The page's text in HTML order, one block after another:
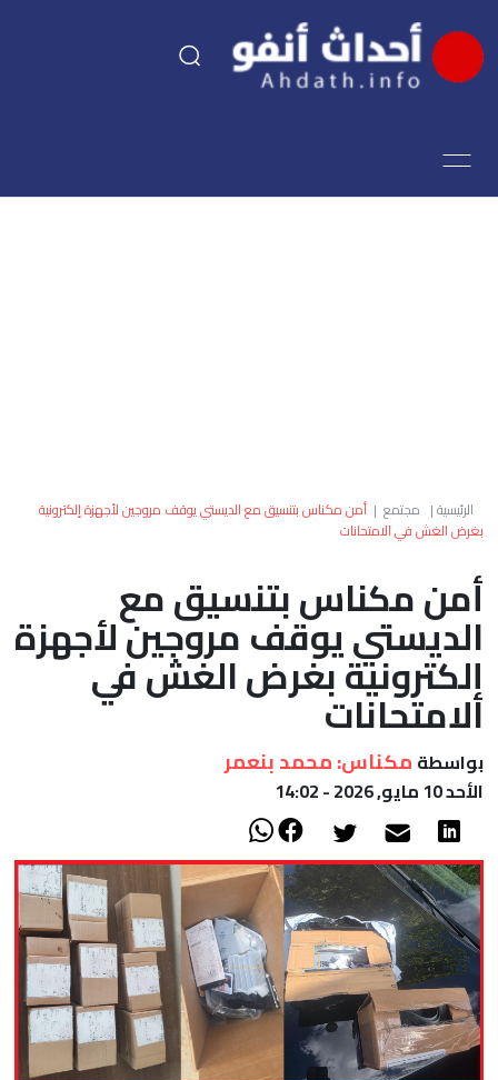
اقتصاد
العالم
الصحراء
الرئيسية| مجتمع | أمن مكناس بتنسيق مع الديستي يوقف مروجين لأجهزة إلكترونية
بغرض الغش في الامتحانات
أمن مكناس بتنسيق مع
الديستي يوقف مروجين لأجهزة
إلكترونية بغرض الغش في
الامتحانات
بواسطة مكناس: محمد بنعمر
الأحد 10 مايو, 2026 - 14:02